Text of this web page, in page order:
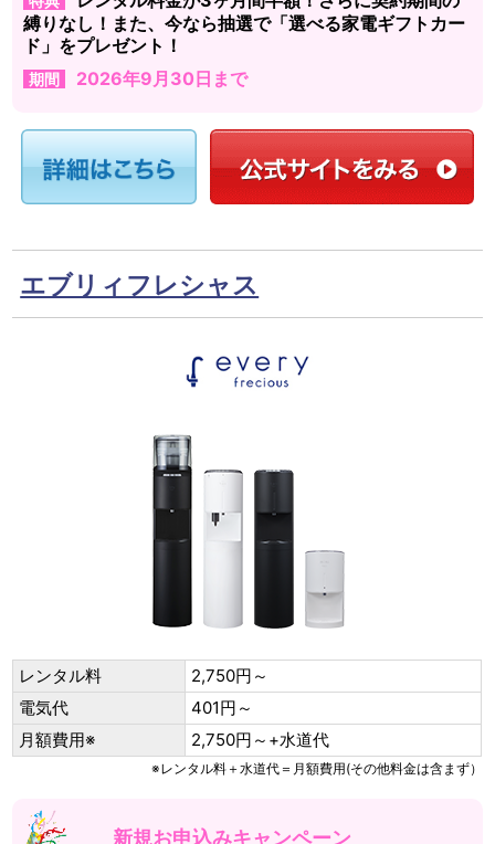
縛りなし！また、今なら抽選で「選べる家電ギフトカー
ド」をプレゼント！
期間 2026年9月30日まで
エブリィフレシャス
レンタル料
2,750円～
電気代
401円～
月額費用※
2,750円～+水道代
※レンタル料＋水道代＝月額費用(その他料金は含まず）
新規お申込みキャンペーン